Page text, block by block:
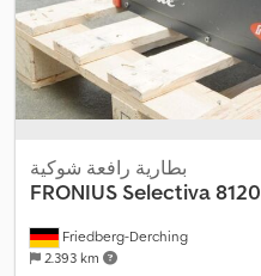
Friedberg-Derching
2.393 km
بطارية رافعة شوكية
FRONIUS Selectiva